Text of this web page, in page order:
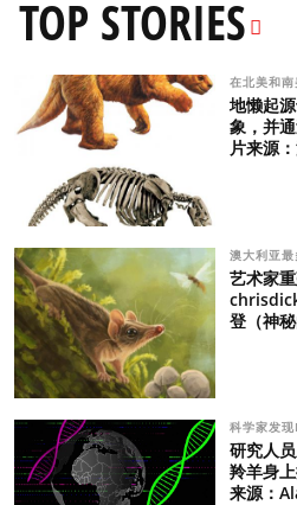
TOP STORIES
在北美和
地懒起
象，并
片来源
澳大利亚
艺术家
登（神
科学家发
研究人
羚羊身
来源：